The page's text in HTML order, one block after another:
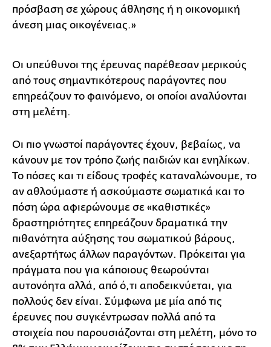
πρόσβαση σε χώρους άθλησης ή η οικονομική
άνεση μιας οικογένειας.»
Οι υπεύθυνοι της έρευνας παρέθεσαν μερικούς
από τους σημαντικότερους παράγοντες που
επηρεάζουν το φαινόμενο, οι οποίοι αναλύονται
στη μελέτη.
Οι πιο γνωστοί παράγοντες έχουν, βεβαίως, να
κάνουν με τον τρόπο ζωής παιδιών και ενηλίκων.
Το πόσες και τι είδους τροφές καταναλώνουμε, το
αν αθλούμαστε ή ασκούμαστε σωματικά και το
πόση ώρα αφιερώνουμε σε «καθιστικές»
δραστηριότητες επηρεάζουν δραματικά την
πιθανότητα αύξησης του σωματικού βάρους,
ανεξαρτήτως άλλων παραγόντων. Πρόκειται για
πράγματα που για κάποιους θεωρούνται
αυτονόητα αλλά, από ό,τι αποδεικνύεται, για
πολλούς δεν είναι. Σύμφωνα με μία από τις
έρευνες που συγκέντρωσαν πολλά από τα
στοιχεία που παρουσιάζονται στη μελέτη, μόνο το